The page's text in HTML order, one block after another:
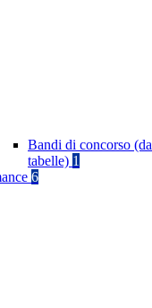
Bandi di concorso
tabelle) 1
6